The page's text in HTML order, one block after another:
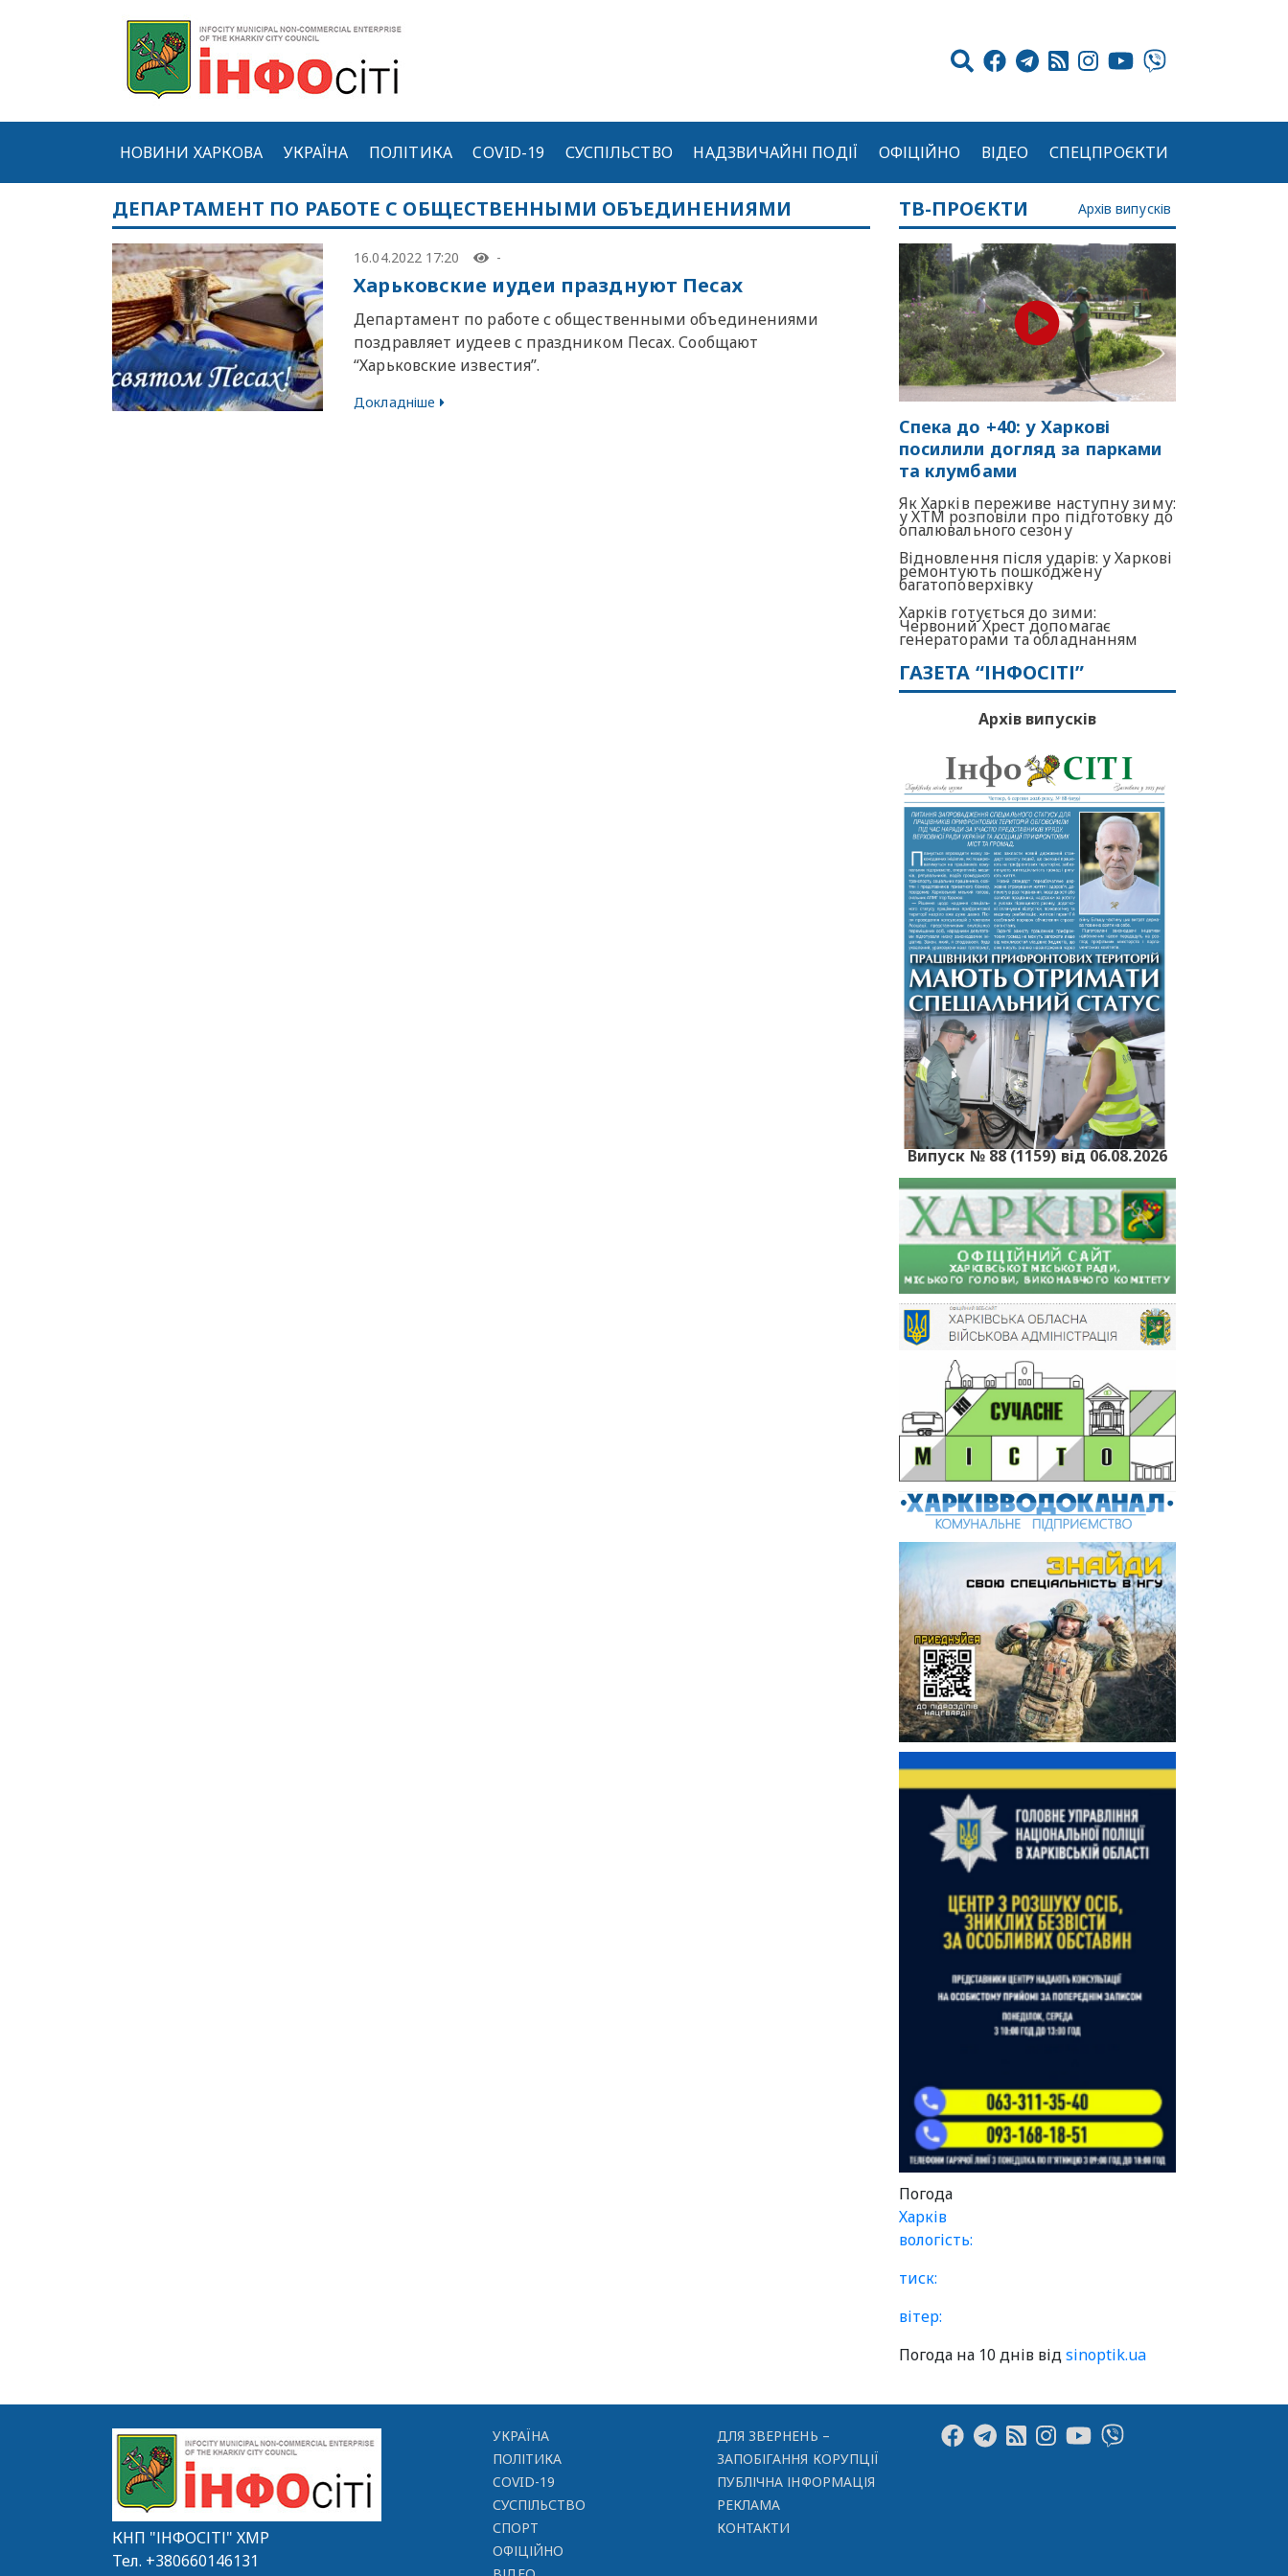
НОВИНИ ХАРКОВА УКРАЇНА ПОЛІТИКА COVID-19 СУСПІЛЬСТВО НАДЗВИЧАЙНІ ПОДІЇ ОФІЦІЙНО ВІДЕО СПЕЦПРОЄКТИ
ДЕПАРТАМЕНТ ПО РАБОТЕ С ОБЩЕСТВЕННЫМИ ОБЪЕДИНЕНИЯМИ
16.04.2022 17:20 -
Харьковские иудеи празднуют Песах
Департамент по работе с общественными объединениями
поздравляет иудеев с праздником Песах. Сообщают
“Харьковские известия”.
Докладніше
ТВ-ПРОЄКТИ Архів випусків
Спека до +40: у Харкові
посилили догляд за парками
та клумбами
Як Харків переживе наступну зиму:
у ХТМ розповіли про підготовку до
опалювального сезону
Відновлення після ударів: у Харкові
ремонтують пошкоджену
багатоповерхівку
Харків готується до зими:
Червоний Хрест допомагає
генераторами та обладнанням
ГАЗЕТА “ІНФОСІТІ”
Архів випусків
Випуск № 88 (1159) від 06.08.2026
Погода
Харків
вологість:
тиск:
вітер:
Погода на 10 днів відsinoptik.ua
КНП "ІНФОСІТІ" ХМР
Тел. +380660146131
УКРАЇНА
ПОЛІТИКА
COVID-19
СУСПІЛЬСТВО
СПОРТ
ОФІЦІЙНО
ДЛЯ ЗВЕРНЕНЬ –
ЗАПОБІГАННЯ КОРУПЦІЇ
ПУБЛІЧНА ІНФОРМАЦІЯ
РЕКЛАМА
КОНТАКТИ